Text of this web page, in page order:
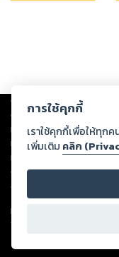
Copyright © 2026
ต่อผลงานหรือเนื้อหาใดที่อัปโ
ทรัพย์สินทางปัญญาของบุคค
ทุกท่านโปรดใช้วิจารณญาณใ
หนึ่งส่วนใดขัดต่อกฎหมายแล
ดำเนินการในทันที ทั้งนี้ ทา
ลิขสิทธิ์ พ.ศ. 2537 (ฉบับล่าสุด)
For support:
Version
การใช้คุกกี้
เราใช้คุกกี้เพื่อให้ทุก
เพิ่มเติม คลิก